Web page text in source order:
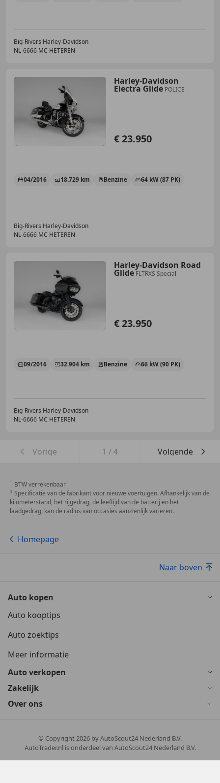
Big-Rivers Harley-Davidson
NL-6666 MC HETEREN
Harley-Davidson
Electra Glide POLICE
€ 23.950
04/2016 18.729 km Benzine 64 kW (87 PK)
Big-Rivers Harley-Davidson
NL-6666 MC HETEREN
Harley-Davidson Road
Glide FLTRXS Special
€ 23.950
09/2016 32.904 km Benzine 66 kW (90 PK)
Big-Rivers Harley-Davidson
NL-6666 MC HETEREN
Vorige 1 /4 Volgende
BTW verrekenbaar
Specificatie van de fabrikant voor nieuwe voertuigen. Afhankelijk van de
kilometerstand, het rijgedrag, de leeftijd van de batterij en het
laadgedrag, kan de radius van occasies aanzienlijk variëren.
Homepage
Naar boven
Auto kopen
Auto kooptips
Auto zoektips
Meer informatie
Auto verkopen
Zakelijk
Over ons
© Copyright2026 by AutoScout24 Nederland B.V.
AutoTrader.nl is onderdeel van AutoScout24 Nederland B.V.